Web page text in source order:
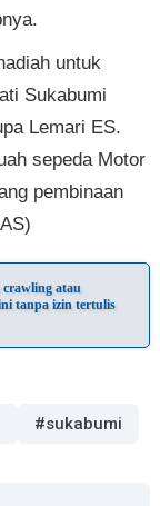
untuk
Sukabumi
Lemari ES.
sepeda Motor
pembinaan
atau
tanpa izin tertulis
#sukabumi